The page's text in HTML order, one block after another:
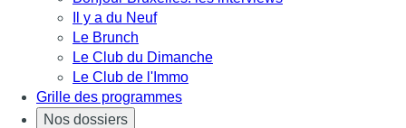
Il y a du Neuf
Le Brunch
Le Club du Dimanche
Le Club de l'Immo
Grille des programmes
Nos dossiers